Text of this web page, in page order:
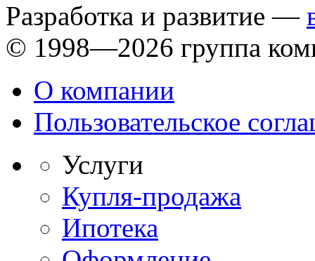
Разработка и развитие —
© 1998—2026 группа
О компании
Пользовательское
Услуги
Купля-продажа
Ипотека